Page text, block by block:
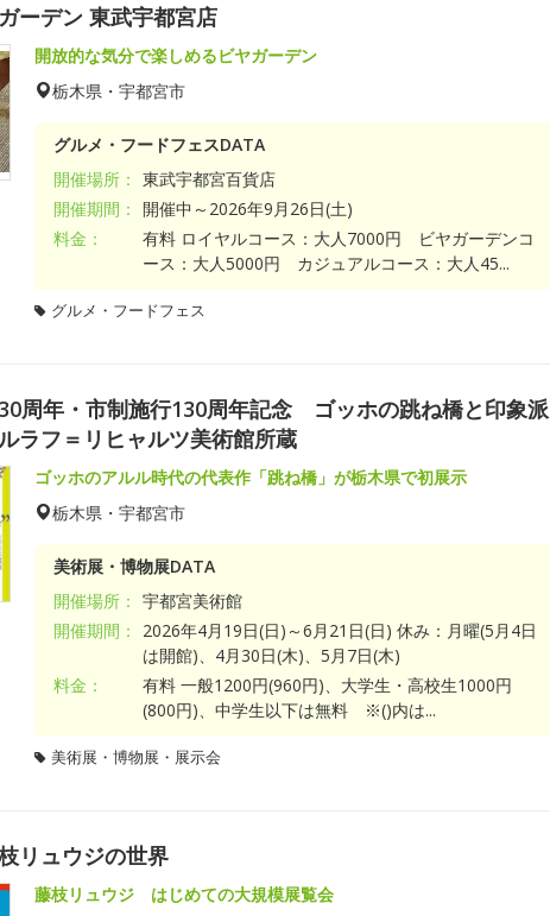
ーデン 東武宇都宮店
開放的な気分で楽しめるビヤガーデン
栃木県・宇都宮市
グルメ・フードフェスDATA
開催場所： 東武宇都宮百貨店
開催期間：
開催中～2026年9月26日(土)
料金：
有料 ロイヤルコース：大人7000円 ビヤガーデンコ
ース：大人5000円 カジュアルコース：大人45...
グルメ・フードフェス
周年・市制施行130周年記念 ゴッホの跳ね橋と印象派
ラフ＝リヒャルツ美術館所蔵
ゴッホのアルル時代の代表作「跳ね橋」が栃木県で初展示
栃木県・宇都宮市
美術展・博物展DATA
開催場所： 宇都宮美術館
開催期間：
2026年4月19日(日)～6月21日(日) 休み：月曜(5月4日
は開館)、4月30日(木)、5月7日(木)
料金：
有料 一般1200円(960円)、大学生・高校生1000円
(800円)、中学生以下は無料 ※()内は...
美術展・博物展・展示会
リュウジの世界
藤枝リュウジ はじめての大規模展覧会